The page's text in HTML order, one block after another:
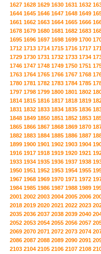
1627 1628 1629 1630 1631 1632
1644 1645 1646 1647 1648 1649
1661 1662 1663 1664 1665 1666
1678 1679 1680 1681 1682 1683
1695 1696 1697 1698 1699 1700
1712 1713 1714 1715 1716 1717
1729 1730 1731 1732 1733 1734
1746 1747 1748 1749 1750 1751
1763 1764 1765 1766 1767 1768
1780 1781 1782 1783 1784 1785
1797 1798 1799 1800 1801 1802
1814 1815 1816 1817 1818 1819
1831 1832 1833 1834 1835 1836
1848 1849 1850 1851 1852 1853
1865 1866 1867 1868 1869 1870
1882 1883 1884 1885 1886 1887
1899 1900 1901 1902 1903 1904
1916 1917 1918 1919 1920 1921
1933 1934 1935 1936 1937 1938
1950 1951 1952 1953 1954 1955
1967 1968 1969 1970 1971 1972
1984 1985 1986 1987 1988 1989
2001 2002 2003 2004 2005 2006
2018 2019 2020 2021 2022 2023
2035 2036 2037 2038 2039 2040
2052 2053 2054 2055 2056 2057
2069 2070 2071 2072 2073 2074
2086 2087 2088 2089 2090 2091
2103 2104 2105 2106 2107 2108